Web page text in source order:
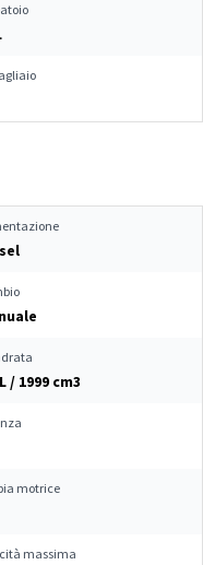
/ 1999 cm3
motrice
massima